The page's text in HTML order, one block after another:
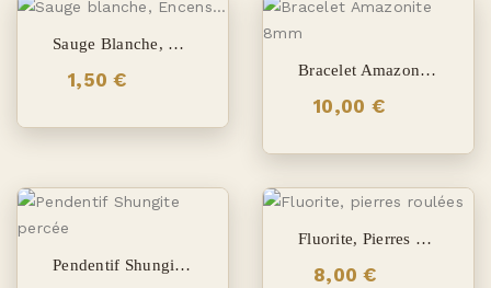
Sauge Blanche, Encens Hexagonal
1,50 € Bracelet Amazonite 8mm
10,00 €
Pendentif Shungite Percée
Fluorite, Pierres Roulées
8,00 €